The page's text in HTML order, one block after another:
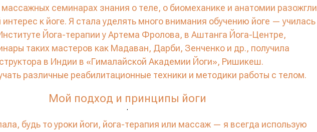
семинарах знания о теле, о биомеханике и анатомии разожгли
интерес к йоге. Я стала уделять много внимания обучению йоге — училась
Йога-терапии у Артема Фролова, в Аштанга Йога-Центре,
таких мастеров как Мадаван, Дарби, Зенченко и др., получила
в Индии в «Гималайской Академии Йоги», Ришикеш.
различные реабилитационные техники и методики работы с телом.
Мой подход и принципы йоги
.
будь то уроки йоги, йога-терапия или массаж — я всегда использую